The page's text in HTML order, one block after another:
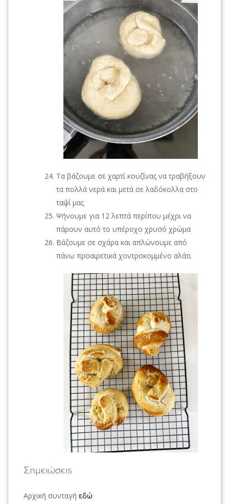
Τα βάζουμε σε χαρτί κουζίνας να τραβήξουν
τα πολλά νερά και μετά σε λαδόκολλα στο
ταψί μας
Ψήνουμε για 12 λεπτά περίπου μέχρι να
πάρουν αυτό το υπέροχο χρυσό χρώμα
Βάζουμε σε σχάρα και απλώνουμε από
πάνω προαιρετικά χοντροκομμένο αλάτι
Σημειώσεις
Αρχική συνταγή εδώ